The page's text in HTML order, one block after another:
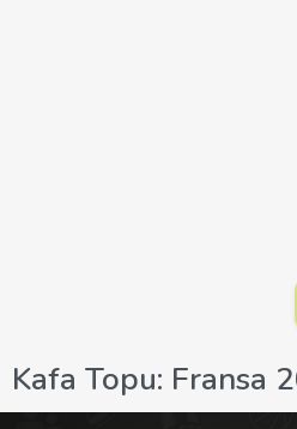
Kafa Topu: Fransa